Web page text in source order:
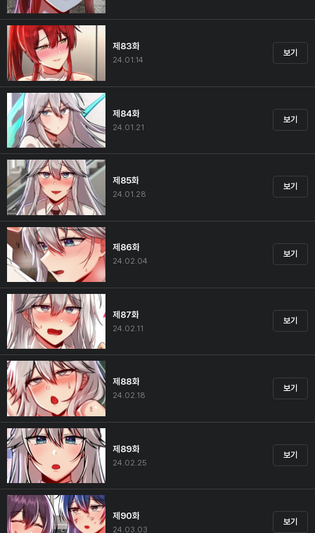
제83화
24.01.14
보기
제84화
24.01.21
보기
제85화
24.01.28
보기
제86화
24.02.04
보기
제87화
24.02.11
보기
제88화
24.02.18
보기
제89화
24.02.25
보기
제90화
24.03.03
보기